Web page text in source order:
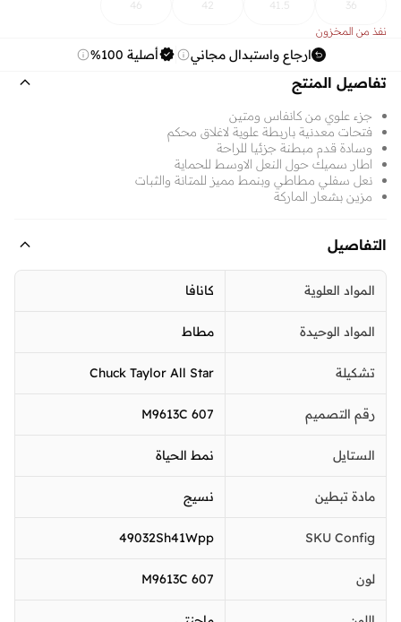
36
41.5
42
46
نفذ من المخزون
ارجاع واستبدال مجاني أصلية 100%
تفاصيل المنتج
جزء علوي من كانفاس ومتين
فتحات معدنية باربطة علوية لاغلاق محكم
وسادة قدم مبطنة جزئيا للراحة
اطار سميك حول النعل الاوسط للحماية
نعل سفلي مطاطي وبنمط مميز للمتانة والثبات
مزين بشعار الماركة
التفاصيل
المواد العلوية كانافا
المواد الوحيدة مطاط
تشكيلة Chuck Taylor All Star
رقم التصميم M9613C 607
الستايل نمط الحياة
مادة تبطين نسيج
SKU Config
49032Sh41Wpp
لون M9613C 607